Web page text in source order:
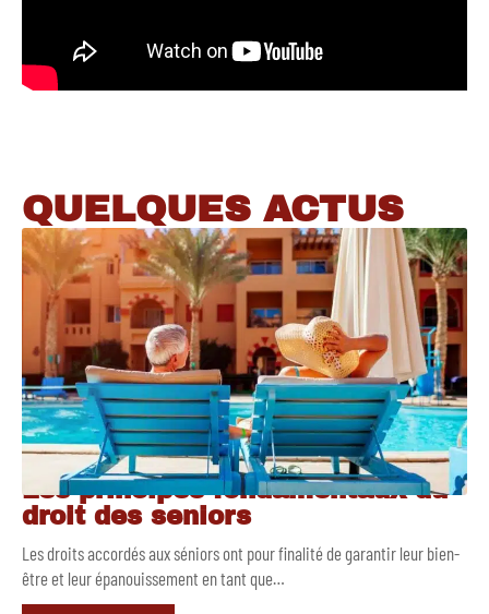
QUELQUES ACTUS
Les principes fondamentaux du
droit des seniors
Les droits accordés aux séniors ont pour finalité de garantir leur bien-
être et leur épanouissement en tant que…